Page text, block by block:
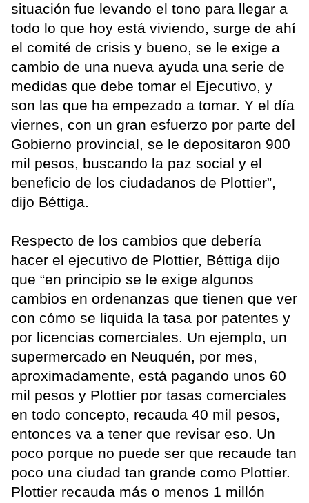
situación fue levando el tono para llegar a
todo lo que hoy está viviendo, surge de ahí
el comité de crisis y bueno, se le exige a
cambio de una nueva ayuda una serie de
medidas que debe tomar el Ejecutivo, y
son las que ha empezado a tomar. Y el día
viernes, con un gran esfuerzo por parte del
Gobierno provincial, se le depositaron 900
mil pesos, buscando la paz social y el
beneficio de los ciudadanos de Plottier”,
dijo Béttiga.
Respecto de los cambios que debería
hacer el ejecutivo de Plottier, Béttiga dijo
que “en principio se le exige algunos
cambios en ordenanzas que tienen que ver
con cómo se liquida la tasa por patentes y
por licencias comerciales. Un ejemplo, un
supermercado en Neuquén, por mes,
aproximadamente, está pagando unos 60
mil pesos y Plottier por tasas comerciales
en todo concepto, recauda 40 mil pesos,
entonces va a tener que revisar eso. Un
poco porque no puede ser que recaude tan
poco una ciudad tan grande como Plottier.
Plottier recauda más o menos 1 millón